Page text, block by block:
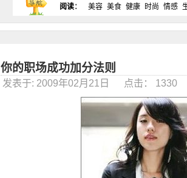
阅读： 美容 美食 健康 时尚 情感
你的职场成功加分法则
发表于: 2009年02月21日 点击： 1330